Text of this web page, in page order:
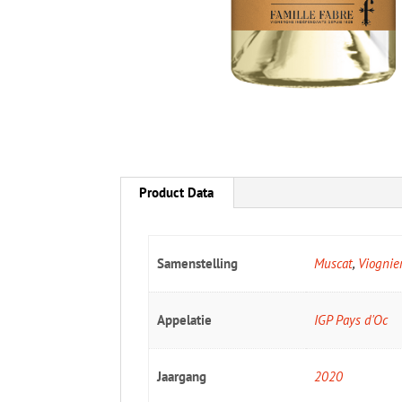
Product Data
Samenstelling Muscat,
Appelatie IGP Pays d'Oc
Jaargang 2020